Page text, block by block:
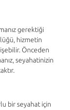
gerektiği
hizmetin
Önceden
seyahatinizin
bir seyahat için